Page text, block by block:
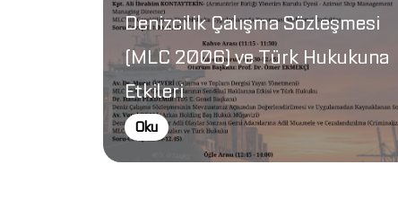
Denizcilik Çalışma Sözleşmesi
(MLC 2006) ve Türk Hukukuna
Etkileri
Oku